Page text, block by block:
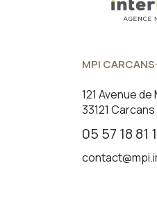
MPI
121 Avenue
33121 Carcans
05 57 18 81